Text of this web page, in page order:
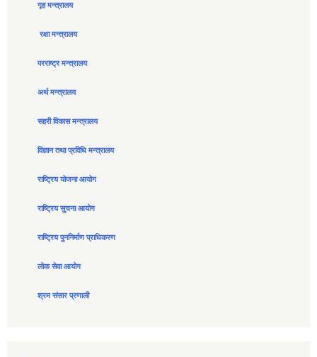
गृह मन्त्रालय
रक्षा मन्त्रालय
परराष्ट्र मन्त्रालय
अर्थ मन्त्रालय
सहरी विकास मन्त्रालय
विज्ञान तथा प्रविधि मन्त्रालय
राष्ट्रिय योजना आयोग
राष्ट्रिय सुचना आयोग
राष्ट्रिय पुननिर्माण प्राधिकरण
लोक सेवा आयोग
श्रम संसार प्रणाली